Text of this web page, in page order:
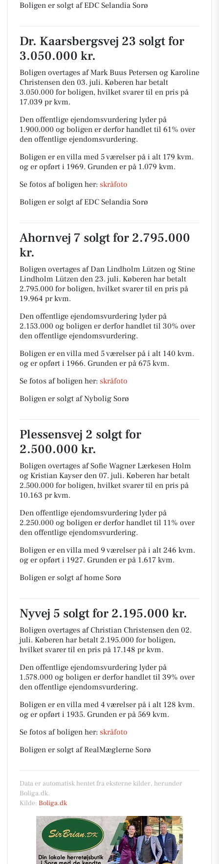
Boligen er solgt af EDC Selandia Sorø
Dr. Kaarsbergsvej 23 solgt for
3.050.000 kr.
Boligen overtages af Mark Buus Petersen og Karoline
Christensen den 03. juli. Køberen har betalt
3.050.000 for boligen, hvilket svarer til en pris på
17.039 pr kvm.
Den offentlige ejendomsvurdering lyder på
1.900.000 og boligen er derfor handlet til 61% over
den offentlige ejendomsvurdering.
Boligen er en villa med 5 værelser på i alt 179 kvm.
og er opført i 1969. Grunden er på 1.079 kvm.
Se fotos af boligen her: skråfoto
Boligen er solgt af EDC Selandia Sorø
Ahornvej 7 solgt for 2.795.000
kr.
Boligen overtages af Dan Lindholm Lützen og Stine
Lindholm Lützen den 23. juli. Køberen har betalt
2.795.000 for boligen, hvilket svarer til en pris på
19.964 pr kvm.
Den offentlige ejendomsvurdering lyder på
2.153.000 og boligen er derfor handlet til 30% over
den offentlige ejendomsvurdering.
Boligen er en villa med 5 værelser på i alt 140 kvm.
og er opført i 1966. Grunden er på 675 kvm.
Se fotos af boligen her: skråfoto
Boligen er solgt af Nybolig Sorø
Plessensvej 2 solgt for
2.500.000 kr.
Boligen overtages af Sofie Wagner Lærkesen Holm
og Kristian Kayser den 07. juli. Køberen har betalt
2.500.000 for boligen, hvilket svarer til en pris på
10.163 pr kvm.
Den offentlige ejendomsvurdering lyder på
2.250.000 og boligen er derfor handlet til 11% over
den offentlige ejendomsvurdering.
Boligen er en villa med 9 værelser på i alt 246 kvm.
og er opført i 1927. Grunden er på 1.617 kvm.
Boligen er solgt af home Sorø
Nyvej 5 solgt for 2.195.000 kr.
Boligen overtages af Christian Christensen den 02.
juli. Køberen har betalt 2.195.000 for boligen,
hvilket svarer til en pris på 17.148 pr kvm.
Den offentlige ejendomsvurdering lyder på
1.578.000 og boligen er derfor handlet til 39% over
den offentlige ejendomsvurdering.
Boligen er en villa med 4 værelser på i alt 128 kvm.
og er opført i 1935. Grunden er på 569 kvm.
Se fotos af boligen her: skråfoto
Boligen er solgt af RealMæglerne Sorø
Data er automatisk hentet fra eksterne kilder, herunder
Boliga.dk.
Kilde: Boliga.dk